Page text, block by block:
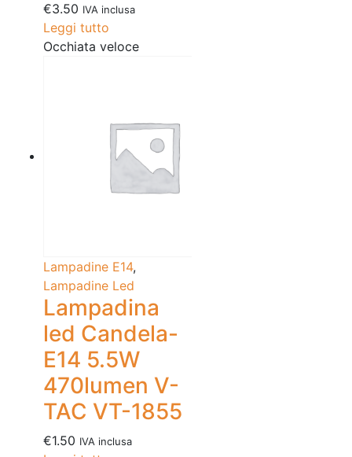
€3.50 IVA inclusa
Leggi tutto
Occhiata veloce
Lampadine E14,
Lampadine Led
Lampadina
led Candela-
E14 5.5W
470lumen V-
TAC VT-1855
€1.50 IVA inclusa